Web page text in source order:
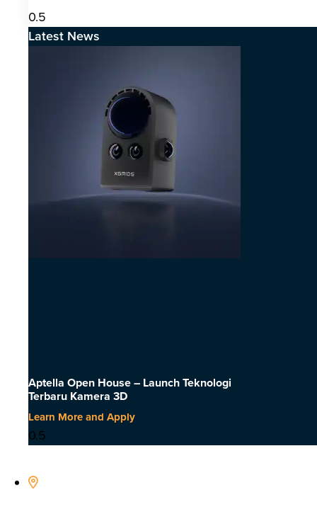
Latest News
Aptella Open House – Launch Teknologi
Terbaru Kamera 3D
Learn More and Apply